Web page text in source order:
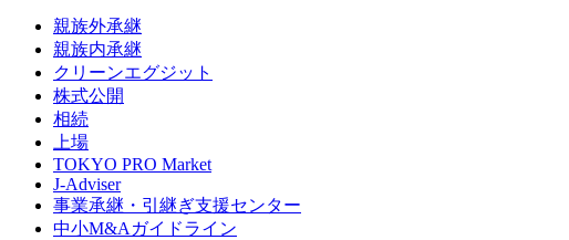
親族外承継
親族内承継
クリーンエグジット
株式公開
相続
上場
TOKYO PRO Market
J-Adviser
事業承継・引継ぎ支援センター
中小M&Aガイドライン